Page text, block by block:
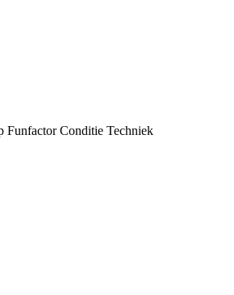
Funfactor Conditie Techniek